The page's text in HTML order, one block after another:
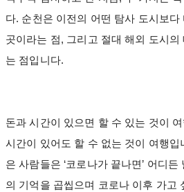
다. 순천은 이전의 어떤 탐사 도시보
곳이라는 점, 그리고 절대 해외 도시
는 점입니다.
돈과 시간이 있으면 할 수 있는 것이
시간이 있어도 할 수 없는 것이 여행
은 사람들은 ‘코로나가 끝나면’ 어디
의 기억을 곱씹으며 코로나 이후 가고